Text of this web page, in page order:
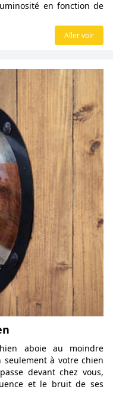
en fonction de
Aller voir
aboie au moindre
seulement à votre chien
devant chez vous,
et le bruit de ses